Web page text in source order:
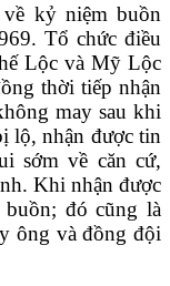
kỷ niệm buồn
Tổ chức điều
Lộc và Mỹ Lộc
thời tiếp nhận
may sau khi
lộ, nhận được tin
sớm về căn cứ,
Khi nhận được
đó cũng là
ông và đồng đội